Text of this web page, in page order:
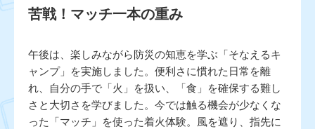
苦戦！マッチ一本の重み
午後は、楽しみながら防災の知恵を学ぶ「そなえるキ
ャンプ」を実施しました。便利さに慣れた日常を離
れ、自分の手で「火」を扱い、「食」を確保する難し
さと大切さを学びました。今では触る機会が少なくな
った「マッチ」を使った着火体験。風を遮り、指先に